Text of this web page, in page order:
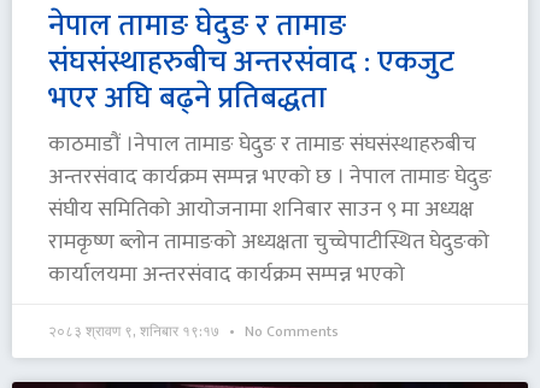
नेपाल तामाङ घेदुङ र तामाङ
संघसंस्थाहरुबीच अन्तरसंवाद : एकजुट
भएर अघि बढ्ने प्रतिबद्धता
काठमाडौं ।नेपाल तामाङ घेदुङ र तामाङ संघसंस्थाहरुबीच
अन्तरसंवाद कार्यक्रम सम्पन्न भएको छ । नेपाल तामाङ घेदुङ
संघीय समितिको आयोजनामा शनिबार साउन ९ मा अध्यक्ष
रामकृष्ण ब्लोन तामाङको अध्यक्षता चुच्चेपाटीस्थित घेदुङको
कार्यालयमा अन्तरसंवाद कार्यक्रम सम्पन्न भएको
२०८३ श्रावण ९, शनिबार १९:१७ No Comments